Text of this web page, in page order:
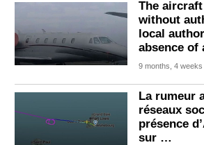
The
without
local
absence of
9 months, 4 weeks
La rumeur
réseaux
présence
sur …